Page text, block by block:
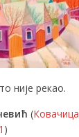
није рекао.
(Ковачица
)